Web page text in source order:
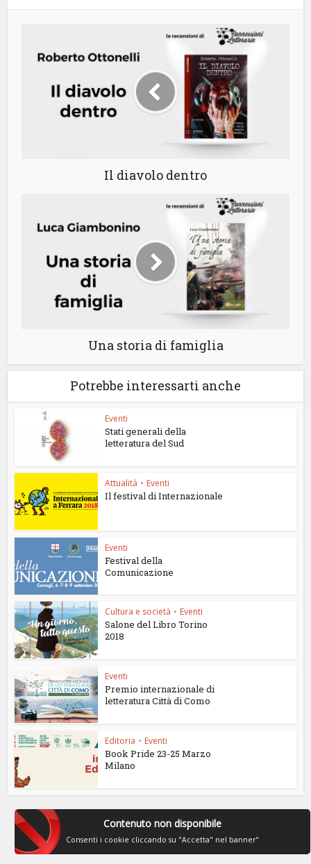
Il diavolo dentro
Una storia di famiglia
Potrebbe interessarti anche
Eventi
Stati generali della
letteratura del Sud
Attualità • Eventi
Il festival di Internazionale
Eventi
Festival della
Comunicazione
Cultura e società • Eventi
Salone del Libro Torino
2018
Eventi
Premio internazionale di
letteratura Città di Como
Editoria • Eventi
Book Pride 23-25 Marzo
Milano
Contenuto non disponibile
Consenti i cookie cliccando su "Accetta" nel banner"